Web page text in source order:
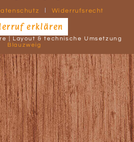
Widerrufsrecht
erklären
| Layout & technische Umsetzung
Blauzweig